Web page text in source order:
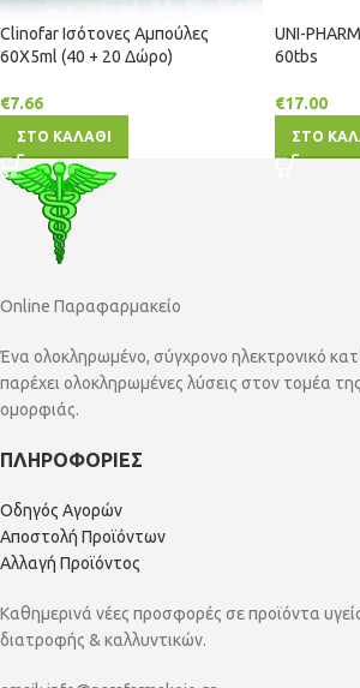
Clinofar Ισότονες Αμπούλες
60Χ5ml (40 + 20 Δώρο)
€7.66
ΣΤΟ ΚΑΛΑΘΙ
UNI-
60tbs
€17.00
ΣΤΟ
Online Παραφαρμακείο
Ένα ολοκληρωμένο, σύγχρονο ηλεκτρονικό
παρέχει ολοκληρωμένες λύσεις στον τομέα
ομορφιάς.
ΠΛΗΡΟΦΟΡΙΕΣ
Οδηγός Αγορών
Αποστολή Προϊόντων
Αλλαγή Προϊόντος
Καθημερινά νέες προσφορές σε προϊόντα
διατροφής & καλλυντικών.